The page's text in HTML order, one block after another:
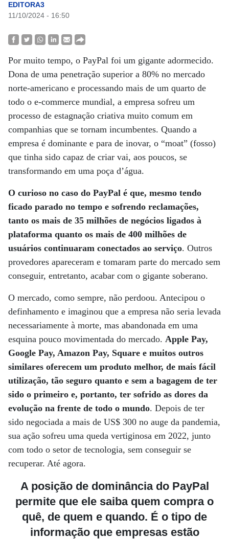
EDITORA3
11/10/2024 - 16:50
Por muito tempo, o PayPal foi um gigante adormecido.
Dona de uma penetração superior a 80% no mercado
norte-americano e processando mais de um quarto de
todo o e-commerce mundial, a empresa sofreu um
processo de estagnação criativa muito comum em
companhias que se tornam incumbentes. Quando a
empresa é dominante e para de inovar, o “moat” (fosso)
que tinha sido capaz de criar vai, aos poucos, se
transformando em uma poça d’água.
O curioso no caso do PayPal é que, mesmo tendo
ficado parado no tempo e sofrendo reclamações,
tanto os mais de 35 milhões de negócios ligados à
plataforma quanto os mais de 400 milhões de
usuários continuaram conectados ao serviço. Outros
provedores apareceram e tomaram parte do mercado sem
conseguir, entretanto, acabar com o gigante soberano.
O mercado, como sempre, não perdoou. Antecipou o
definhamento e imaginou que a empresa não seria levada
necessariamente à morte, mas abandonada em uma
esquina pouco movimentada do mercado. Apple Pay,
Google Pay, Amazon Pay, Square e muitos outros
similares oferecem um produto melhor, de mais fácil
utilização, tão seguro quanto e sem a bagagem de ter
sido o primeiro e, portanto, ter sofrido as dores da
evolução na frente de todo o mundo. Depois de ter
sido negociada a mais de US$ 300 no auge da pandemia,
sua ação sofreu uma queda vertiginosa em 2022, junto
com todo o setor de tecnologia, sem conseguir se
recuperar. Até agora.
A posição de dominância do PayPal
permite que ele saiba quem compra o
quê, de quem e quando. É o tipo de
informação que empresas estão